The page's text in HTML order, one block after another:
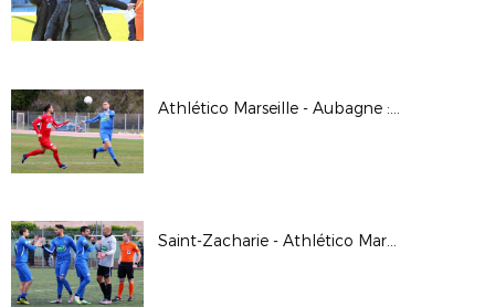
Athlético Marseille - Aubagne : 0-0 (3 tab 4) (8ème tour de Coupe de France)
Saint-Zacharie - Athlético Marseille : 0-0 (3 tab 5) (7ème tour de Coupe de France)